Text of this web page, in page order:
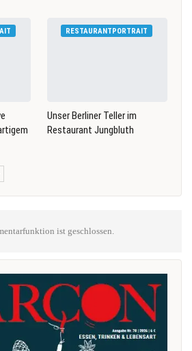
RESTAURANTPORTRAIT
Unser Berliner Teller im
Restaurant Jungbluth
ist geschlossen.